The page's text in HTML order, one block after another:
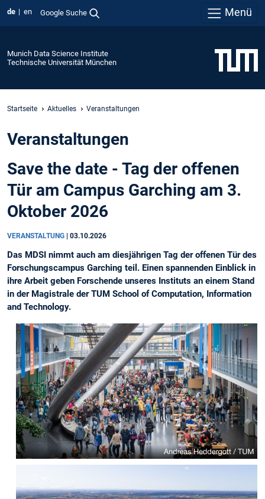
de en Google Suche Menü
Munich Data Science Institute
Technische Universität München
Startseite Aktuelles Veranstaltungen
Veranstaltungen
Save the date - Tag der offenen
Tür am Campus Garching am 3.
Oktober 2026
VERANSTALTUNG 03.10.2026
Das MDSI nimmt auch am diesjährigen Tag der offenen Tür des
Forschungscampus Garching teil. Einen spannenden Einblick in
ihre Arbeit geben Forschende unseres Instituts an einem Stand
in der Magistrale der TUM School of Computation, Information
and Technology.